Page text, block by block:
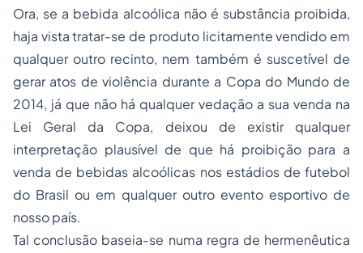
Ora, se a bebida alcoólica não é substância proibida,
haja vista tratar-se de produto licitamente vendido em
qualquer outro recinto, nem também é suscetível de
gerar atos de violência durante a Copa do Mundo de
2014, já que não há qualquer vedação a sua venda na
Lei Geral da Copa, deixou de existir qualquer
interpretação plausível de que há proibição para a
venda de bebidas alcoólicas nos estádios de futebol
do Brasil ou em qualquer outro evento esportivo de
nosso país.
Tal conclusão baseia-se numa regra de hermenêutica